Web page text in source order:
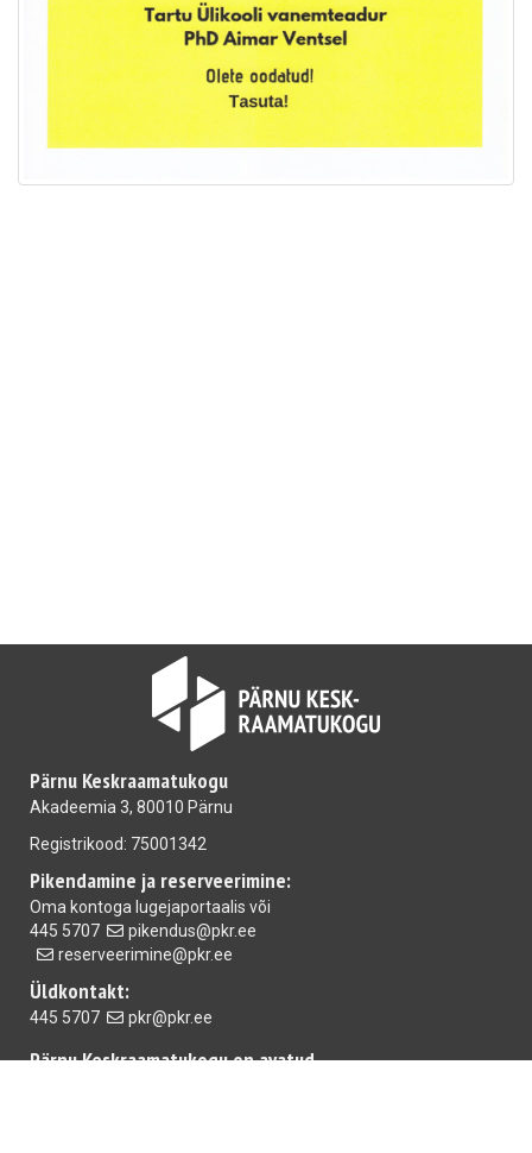
Pärnu Keskraamatukogu
Akadeemia 3, 80010 Pärnu
Registrikood: 75001342
Pikendamine ja reserveerimine:
Oma kontoga lugejaportaalis või
445 5707
pikendus@pkr.ee
reserveerimine@pkr.ee
Üldkontakt:
445 5707 pkr@pkr.ee
Pärnu Keskraamatukogu on avatud